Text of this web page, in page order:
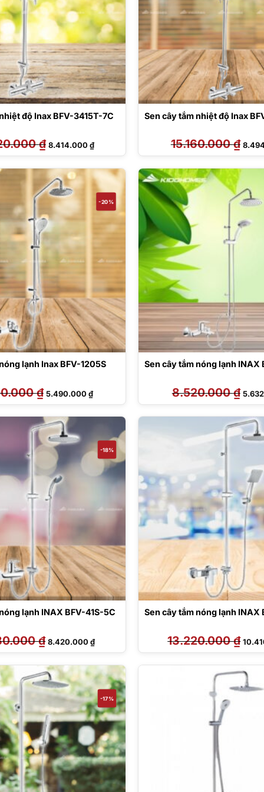
độ Inax BFV-3415T-7C
₫ Giá
gốc
là:
8.414.000₫Giá
hiện
tại
8.414.000 ₫.
Sen cây tắm nhiệt độ Inax
15.160.000₫ Giá
gốc
là:
-20%
lạnh Inax BFV-1205S
₫ Giá
gốc
là:
5.490.000₫Giá
hiện
tại
5.490.000 ₫.
Sen cây tắm nóng lạnh INAX
8.520.000₫ Giá
gốc
là:
-18%
lạnh INAX BFV-41S-5C
₫ Giá
gốc
là:
8.420.000₫Giá
hiện
tại
8.420.000 ₫.
Sen cây tắm nóng lạnh INAX
13.220.000₫ Giá
gốc
là:
-17%